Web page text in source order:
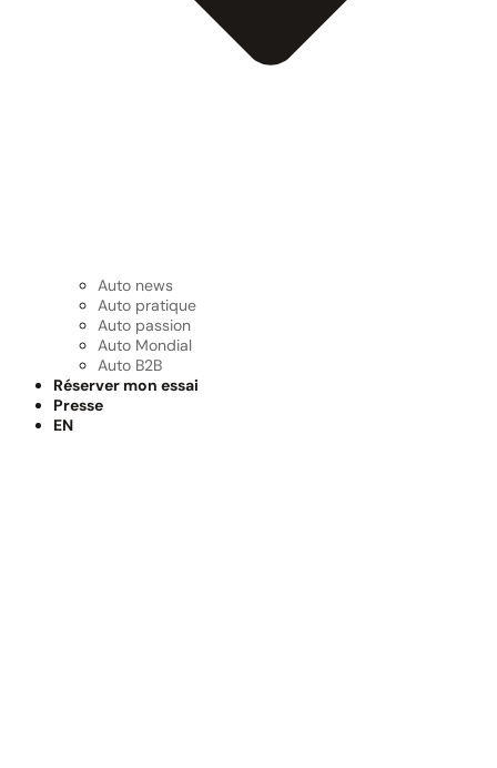
Auto news
Auto pratique
Auto passion
Auto Mondial
Auto B2B
Réserver mon essai
Presse
EN